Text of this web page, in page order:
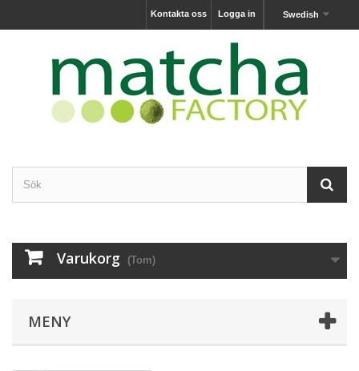
Swedish
Logga in
Kontakta oss
Varukorg (Tom)
MENY